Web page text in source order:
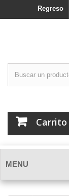
Regreso
Carrito
MENU